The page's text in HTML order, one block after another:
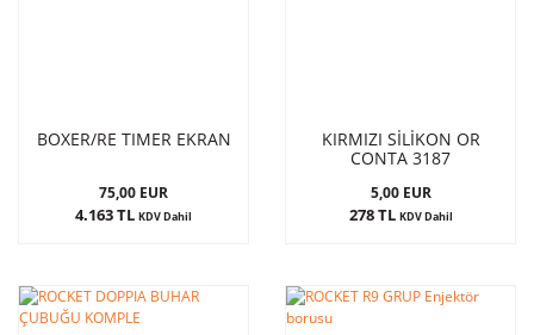
BOXER/RE TIMER EKRAN
75,00 EUR
4.163 TL KDV Dahil
KIRMIZI SİLİKON OR
CONTA 3187
5,00 EUR
278 TL KDV Dahil